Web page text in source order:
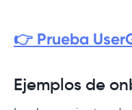
👉 Prueba
Ejemplos de